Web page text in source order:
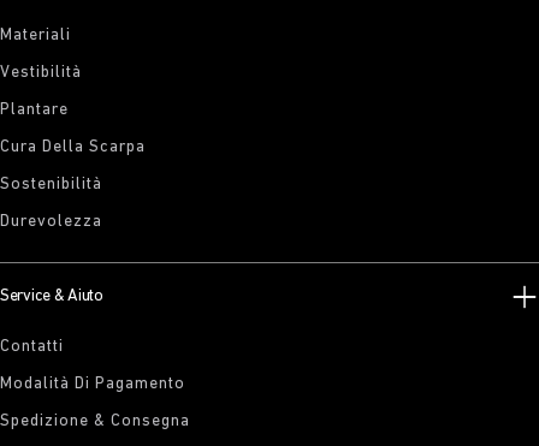
Materiali
Vestibilità
Plantare
Cura Della Scarpa
Sostenibilità
Durevolezza
Service & Aiuto
Contatti
Modalità Di Pagamento
Spedizione & Consegna